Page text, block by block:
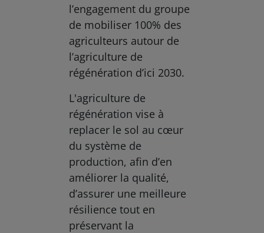
l’engagement du groupe
de mobiliser 100% des
agriculteurs autour de
l’agriculture de
régénération d’ici 2030.
L'agriculture de
régénération vise à
replacer le sol au cœur
du système de
production, afin d’en
améliorer la qualité,
d’assurer une meilleure
résilience tout en
préservant la